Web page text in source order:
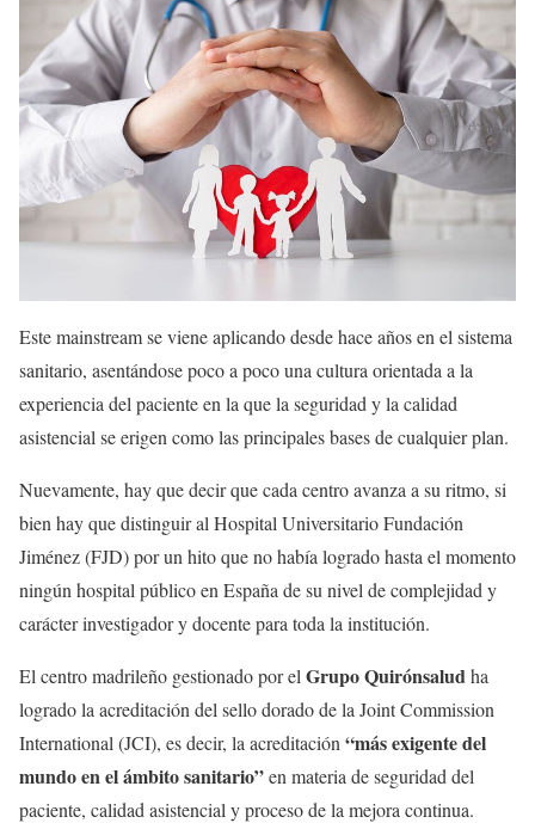
Este mainstream se viene aplicando desde hace años en el sistema
sanitario, asentándose poco a poco una cultura orientada a la
experiencia del paciente en la que la seguridad y la calidad
asistencial se erigen como las principales bases de cualquier plan.
Nuevamente, hay que decir que cada centro avanza a su ritmo, si
bien hay que distinguir al Hospital Universitario Fundación
Jiménez (FJD) por un hito que no había logrado hasta el momento
ningún hospital público en España de su nivel de complejidad y
carácter investigador y docente para toda la institución.
El centro madrileño gestionado por el Grupo Quirónsaludha
logrado la acreditación del sello dorado de la Joint Commission
International (JCI), es decir, la acreditación “más exigente del
mundo en el ámbito sanitario”en materia de seguridad del
paciente, calidad asistencial y proceso de la mejora continua.